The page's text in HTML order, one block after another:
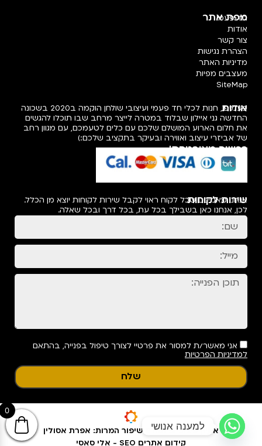
מפת אתר
חד פעמי
אודות
צור קשר
הצהרת נגישות
מדיניות האתר
מעצבים מפיות
SiteMap
אודות
פעמיפו, חנות לכלי חד פעמי ועיצובי שולחן הוקמה ב2020 בשכונה
החדשה גני איילון שבלוד במטרה לייצר מרחב שבו תוכלו להגשים
את חלום הארוע המושלם שלכם עם כלים לטעמכם, עם מגוון רחב
של אביזרי עיצוב ואווירה ובעיקר בתקציב שלכם:)
רכישה מאובטחת!
שירות לקוחות
אנחנו מאמינים שכל לקוח ראוי לקבל שירות לקוחות יוצא מן הכלל.
לכן, אנחנו כאן בשבילך בכל עת, בכל דרך ובכל שאלה.
אני מאשר/ת למסור את פרטיי לצורך טיפול בפנייה, בהתאם
למדיניות הפרטיות
שלח
אפיון עיצוב ופיתוח & שיפור המרות: אפרת אסולין
קידום אתרים SEO - אלי סאסי
0
למענה אנושי